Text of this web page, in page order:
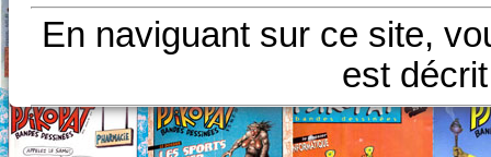
En naviguant sur ce site,
est